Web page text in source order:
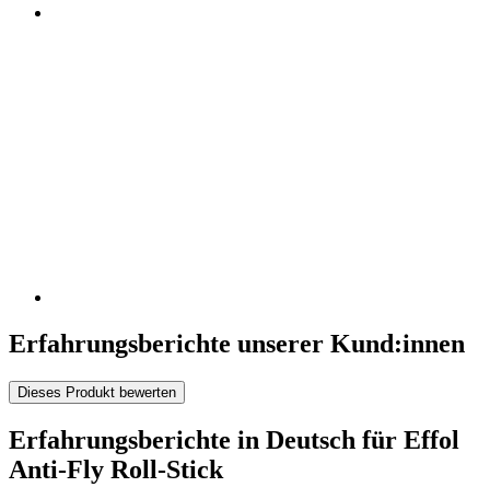
Erfahrungsberichte unserer Kund:innen
Dieses Produkt bewerten
Erfahrungsberichte in Deutsch für Effol
Anti-Fly Roll-Stick